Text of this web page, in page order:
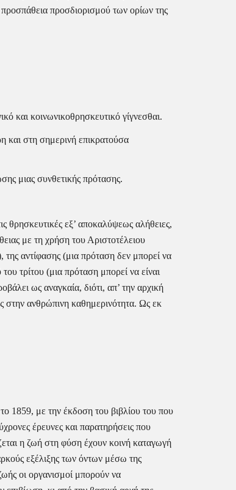
προσδιορισμού των ορίων της
και κοινωνικοθρησκευτικό γίγνεσθαι.
και στη σημερινή επικρατούσα
μιας συνθετικής πρότασης.
θρησκευτικές εξ’ αποκαλύψεως αλήθειες,
με τη χρήση του Αριστοτέλειου
αντίφασης (μια πρόταση δεν μπορεί να
τρίτου (μια πρόταση μπορεί να είναι
ως αναγκαία, διότι, απ’ την αρχική
στην ανθρώπινη καθημερινότητα. Ως εκ
1859, με την έκδοση του βιβλίου του που
έρευνες και παρατηρήσεις που
η ζωή στη φύση έχουν κοινή καταγωγή
εξέλιξης των όντων μέσω της
οι οργανισμοί μπορούν να